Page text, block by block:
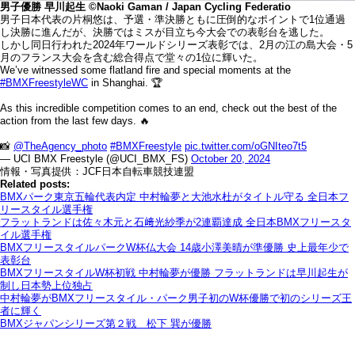
男子優勝 早川起生 ©️Naoki Gaman / Japan Cycling Federatio
男子日本代表の片桐悠は、予選・準決勝ともに圧倒的なポイントで1位通過
し決勝に進んだが、決勝ではミスが目立ち今大会での表彰台を逃した。
しかし同日行われた2024年ワールドシリーズ表彰では、2月の江の島大会・5
月のフランス大会を含む総合得点で堂々の1位に輝いた。
We’ve witnessed some flatland fire and special moments at the
#BMXFreestyleWC in Shanghai. 🏆
As this incredible competition comes to an end, check out the best of the
action from the last few days. 🔥
📸 @TheAgency_photo #BMXFreestyle pic.twitter.com/oGNIteo7t5
— UCI BMX Freestyle (@UCI_BMX_FS) October 20, 2024
情報・写真提供：JCF日本自転車競技連盟
Related posts:
BMXパーク東京五輪代表内定 中村輪夢と大池水杜がタイトル守る 全日本フ
リースタイル選手権
フラットランドは佐々木元と石﨑光紗季が2連覇達成 全日本BMXフリースタ
イル選手権
BMXフリースタイルパークW杯仏大会 14歳小澤美晴が準優勝 史上最年少で
表彰台
BMXフリースタイルW杯初戦 中村輪夢が優勝 フラットランドは早川起生が
制し日本勢上位独占
中村輪夢がBMXフリースタイル・パーク男子初のW杯優勝で初のシリーズ王
者に輝く
BMXジャパンシリーズ第２戦 松下 巽が優勝